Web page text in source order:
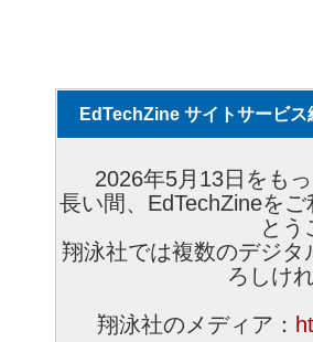
EdTechZine サイトサービス
2026年5月13日をも
長い間、EdTechZineを
とう
翔泳社では複数のデジ
ろしけ
翔泳社のメディア：